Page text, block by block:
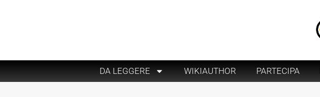
DA LEGGERE WIKIAUTHOR PARTECIPA